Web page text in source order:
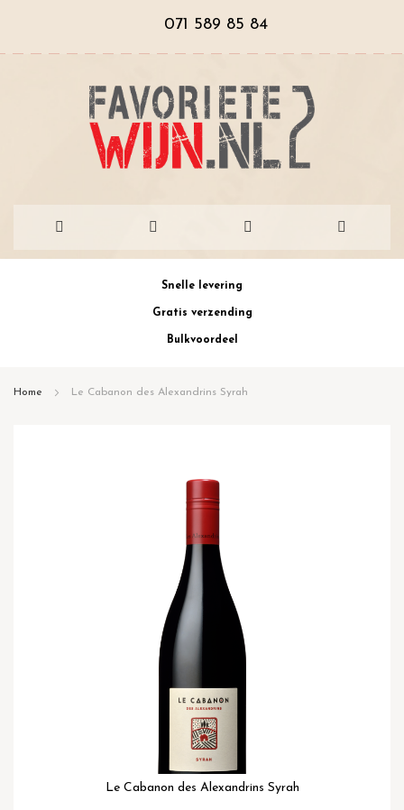
071 589 85 84
Snelle levering
Gratis verzending
Bulkvoordeel
Home Le Cabanon des Alexandrins Syrah
Le Cabanon des Alexandrins Syrah